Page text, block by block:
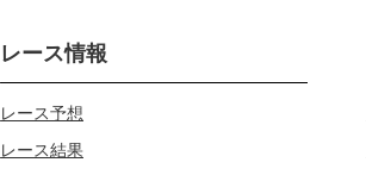
レース情報
レース予想
レース結果